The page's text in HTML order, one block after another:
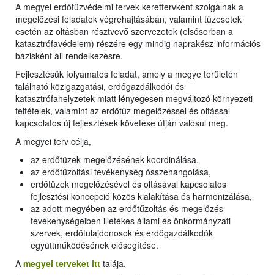
A megyei erdőtűzvédelmi tervek kerettervként szolgálnak a
megelőzési feladatok végrehajtásában, valamint tűzesetek
esetén az oltásban résztvevő szervezetek (elsősorban a
katasztrófavédelem) részére egy mindig naprakész információs
bázisként áll rendelkezésre.
Fejlesztésük folyamatos feladat, amely a megye területén
található közigazgatási, erdőgazdálkodói és
katasztrófahelyzetek miatt lényegesen megváltozó környezeti
feltételek, valamint az erdőtűz megelőzéssel és oltással
kapcsolatos új fejlesztések követése útján valósul meg.
A megyei terv célja,
az erdőtüzek megelőzésének koordinálása,
az erdőtűzoltási tevékenység összehangolása,
erdőtüzek megelőzésével és oltásával kapcsolatos
fejlesztési koncepció közös kialakítása és harmonizálása,
az adott megyében az erdőtűzoltás és megelőzés
tevékenységeiben illetékes állami és önkormányzati
szervek, erdőtulajdonosok és erdőgazdálkodók
együttműködésének elősegítése.
A megyei terveket itt talája.